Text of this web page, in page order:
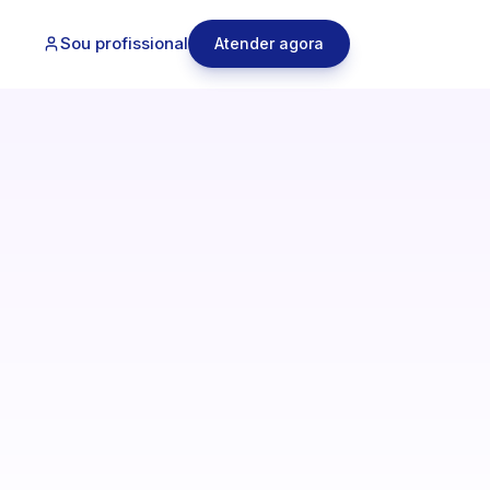
Sou profissional Atender agora